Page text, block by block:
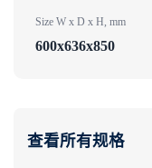
Size W x D x H, mm
600x636x850
查看所有规格